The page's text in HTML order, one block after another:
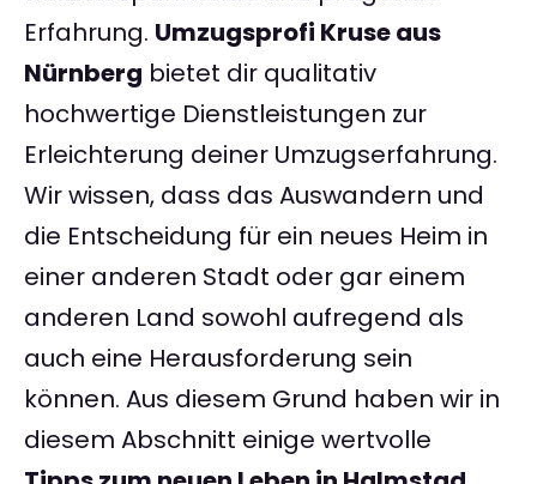
Erfahrung. Umzugsprofi Kruse aus
Nürnberg bietet dir qualitativ
hochwertige Dienstleistungen zur
Erleichterung deiner Umzugserfahrung.
Wir wissen, dass das Auswandern und
die Entscheidung für ein neues Heim in
einer anderen Stadt oder gar einem
anderen Land sowohl aufregend als
auch eine Herausforderung sein
können. Aus diesem Grund haben wir in
diesem Abschnitt einige wertvolle